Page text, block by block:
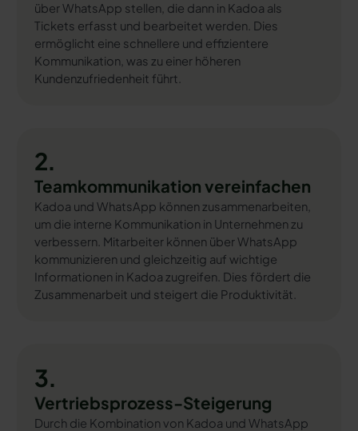
über WhatsApp stellen, die dann in Kadoa als
Tickets erfasst und bearbeitet werden. Dies
ermöglicht eine schnellere und effizientere
Kommunikation, was zu einer höheren
Kundenzufriedenheit führt.
2.
Teamkommunikation vereinfachen
Kadoa und WhatsApp können zusammenarbeiten,
um die interne Kommunikation in Unternehmen zu
verbessern. Mitarbeiter können über WhatsApp
kommunizieren und gleichzeitig auf wichtige
Informationen in Kadoa zugreifen. Dies fördert die
Zusammenarbeit und steigert die Produktivität.
3.
Vertriebsprozess-Steigerung
Durch die Kombination von Kadoa und WhatsApp